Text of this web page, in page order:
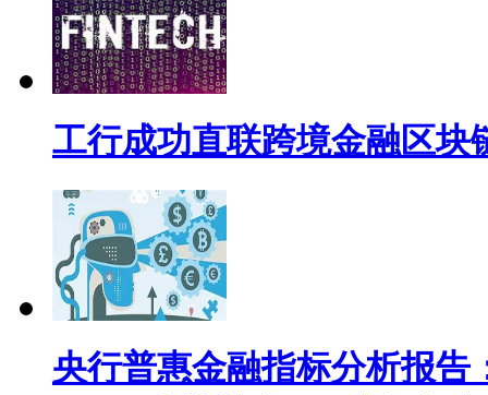
工行成功直联跨境金融区块
央行普惠金融指标分析报告